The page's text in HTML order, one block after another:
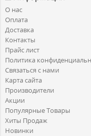
О нас
Оплата
Доставка
Контакты
Прайс лист
Политика
Связаться с нами
Карта сайта
Производители
Акции
Популярные Товары
Хиты Продаж
Новинки